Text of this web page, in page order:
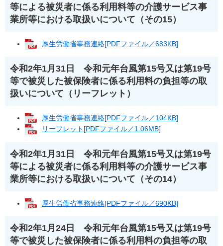
等による被災者に係る利用料等の介護サービス事
業所等における取扱いについて（その15）
厚生労働省事務連絡[PDFファイル／683KB]
令和2年1月31日 令和元年台風第15号又は第19号
等で被災した被保険者に係る利用料の負担等の取
扱いについて（リーフレット）
厚生労働省事務連絡[PDFファイル／104KB]
リーフレット[PDFファイル／1.06MB]
令和2年1月31日 令和元年台風第15号又は第19号
等による被災者に係る利用料等の介護サービス事
業所等における取扱いについて（その14）
厚生労働省事務連絡[PDFファイル／690KB]
令和2年1月24日 令和元年台風第15号又は第19号
等で被災した被保険者に係る利用料の負担等の取